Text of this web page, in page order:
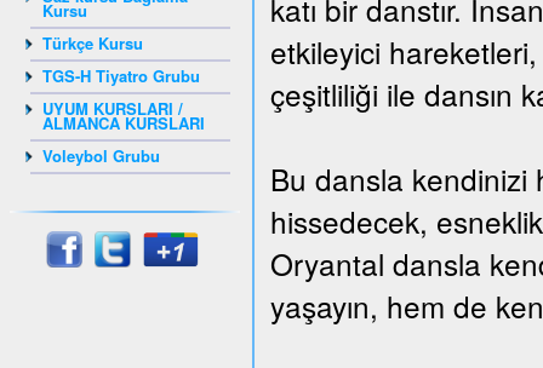
Kursu
Türkçe Kursu
TGS-H Tiyatro Grubu
UYUM KURSLARI /
ALMANCA KURSLARI
Voleybol Grubu
katı bir danstır.
etkileyici
çeşitliliği ile dansın
Bu dansla kendinizi
hissedecek,
Oryantal dansla
yaşayın, hem de